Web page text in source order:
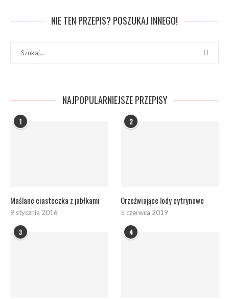
NIE TEN PRZEPIS? POSZUKAJ INNEGO!
NAJPOPULARNIEJSZE PRZEPISY
1
Maślane ciasteczka z jabłkami
9 stycznia 2016
2
Orzeźwiające lody cytrynowe
5 czerwca 2019
3 4